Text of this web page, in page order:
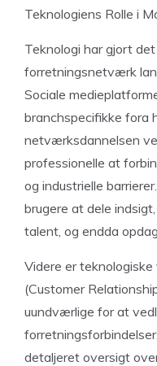
Teknologiens Rolle i
Teknologi har gjort
forretningsnetværk
Sociale
branchspecifikke fora
netværksdannelsen
professionelle at
og industrielle
brugere at dele
talent, og endda
Videre er
(Customer
uundværlige for at
detaljeret oversigt